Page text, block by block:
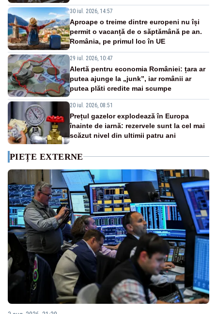
30 iul. 2026, 14:57
Aproape o treime dintre europeni nu își
permit o vacanță de o săptămână pe an.
România, pe primul loc în UE
29 iul. 2026, 10:47
Alertă pentru economia României: țara ar
putea ajunge la „junk”, iar românii ar
putea plăti credite mai scumpe
20 iul. 2026, 08:51
Prețul gazelor explodează în Europa
înainte de iarnă: rezervele sunt la cel mai
scăzut nivel din ultimii patru ani
PIEȚE EXTERNE